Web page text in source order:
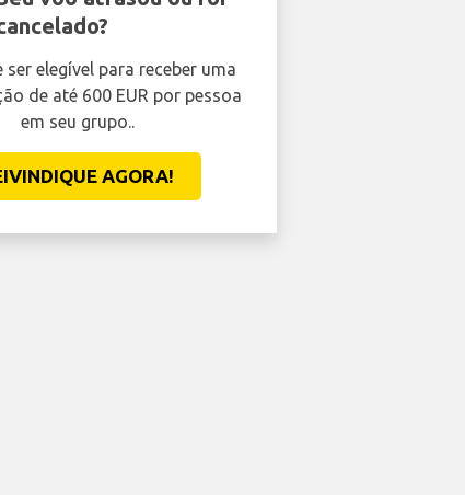
ser elegível para receber uma
de até 600 EUR por pessoa
em seu grupo..
AGORA!